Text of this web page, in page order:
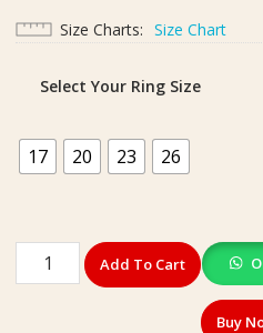
Size Charts Size Chart
Select Your Ring Size
17 20 23 26
Mahakal
Golden
Add To Cart
Buy